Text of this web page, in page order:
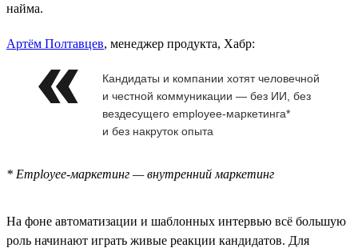
найма.
Артём Полтавцев, менеджер продукта, Хабр:
Кандидаты и компании хотят человечной
и честной коммуникации — без ИИ, без
вездесущего employee-маркетинга*
и без накруток опыта
* Employee-маркетинг — внутренний маркетинг
На фоне автоматизации и шаблонных интервью всё большую
роль начинают играть живые реакции кандидатов. Для